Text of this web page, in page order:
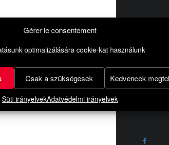
Gérer le consentement
optimalizálására cookie-kat használunk
Csak a szükségesek Kedvencek
Süti irányelvekAdatvédelmi irányelvek